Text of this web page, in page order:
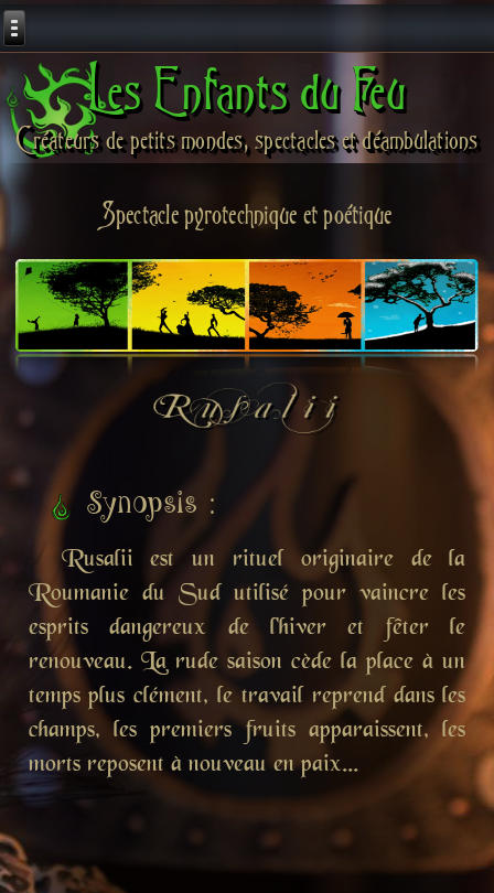
Les Enfants du Feu
Créateurs de petits mondes, spectacles et déambulations
Spectacle pyrotechnique et poétique
Synopsis :
Rusalii est un rituel originaire de la
Roumanie du Sud utilisé pour vaincre les
esprits dangereux de l'hiver et fêter le
renouveau. La rude saison cède la place à un
temps plus clément, le travail reprend dans les
champs, les premiers fruits apparaissent, les
morts reposent à nouveau en paix...